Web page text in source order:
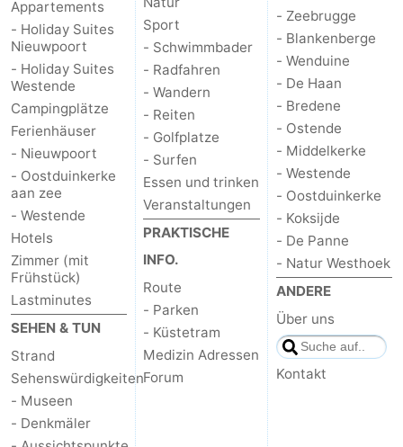
Appartements
- Holiday Suites
Nieuwpoort
- Holiday Suites
Westende
Campingplätze
Ferienhäuser
- Nieuwpoort
- Oostduinkerke
aan zee
- Westende
Hotels
Zimmer (mit
Frühstück)
Lastminutes
SEHEN & TUN
Strand
Sehenswürdigkeiten
- Museen
- Denkmäler
Sport
- Schwimmbader
- Radfahren
- Wandern
- Reiten
- Golfplatze
- Surfen
Essen und trinken
Veranstaltungen
PRAKTISCHE
INFO.
Route
- Parken
- Küstetram
Medizin Adressen
Forum
- Zeebrugge
- Blankenberge
- Wenduine
- De Haan
- Bredene
- Ostende
- Middelkerke
- Westende
- Oostduinkerke
- Koksijde
- De Panne
- Natur Westhoek
ANDERE
Über uns
Kontakt